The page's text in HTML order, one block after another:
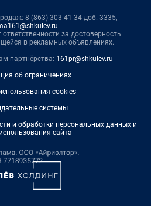
8 (863) 303-41-34 доб. 3335,
за достоверность
в рекламных объявлениях.
партнёрства: 161pr@shkulev.ru
об ограничениях
cookies
системы
и обработки персональных данных и
сайта